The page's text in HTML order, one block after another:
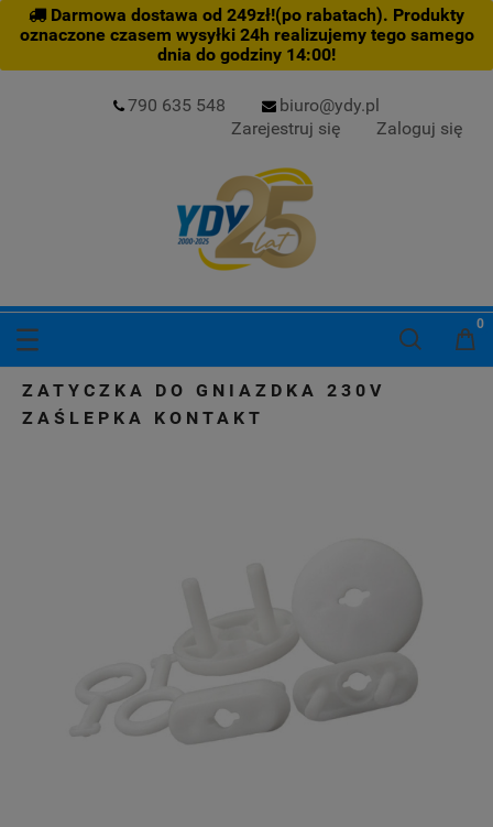
Darmowa dostawa od 249zł!(po rabatach). Produkty
oznaczone czasem wysyłki 24h realizujemy tego samego
dnia do godziny 14:00!
790 635 548
biuro@ydy.pl
Zarejestruj się
Zaloguj się
ZATYCZKA DO GNIAZDKA 230V
ZAŚLEPKA KONTAKT